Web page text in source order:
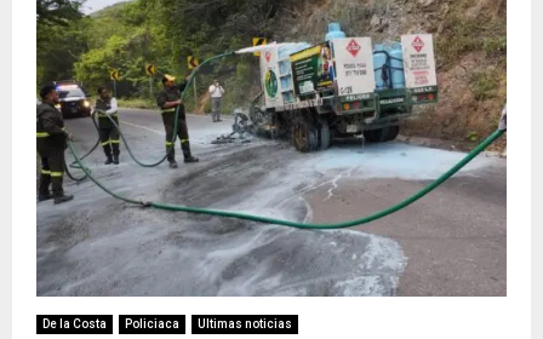
De la Costa Policiaca Ultimas noticias